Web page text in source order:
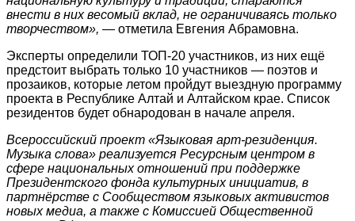
внести в них весомый вклад, не ограничиваясь только
творчеством», ― отметила Евгения Абрамовна.
Эксперты определили ТОП-20 участников, из них ещё
предстоит выбрать только 10 участников ― поэтов и
прозаиков, которые летом пройдут выездную программу
проекта в Республике Алтай и Алтайском крае. Список
резидентов будет обнародован в начале апреля.
Всероссийский проект «Языковая арт-резиденция.
Музыка слова» реализуется Ресурсным центром в
сфере национальных отношений при поддержке
Президентского фонда культурных инициатив, в
партнёрстве с Сообществом языковых активистов
новых медиа, а также с Комиссией Общественной